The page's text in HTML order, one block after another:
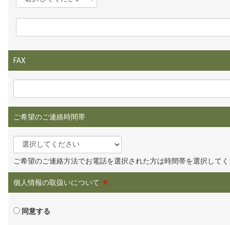
FAX
ご希望のご連絡時間帯
ご希望のご連絡方法でお電話を選択された方は時間帯を選択して
個人情報の取扱いについて ※
同意する